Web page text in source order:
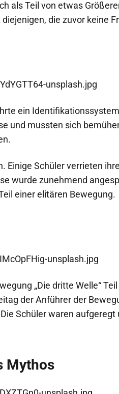
als Teil von etwas
die zuvor keine
ein
und mussten sich
Einige Schüler verrieten
wurde zunehmend
einer elitären Bewegung.
„Die dritte Welle“
der Anführer der
Schüler waren aufgeregt
Mythos